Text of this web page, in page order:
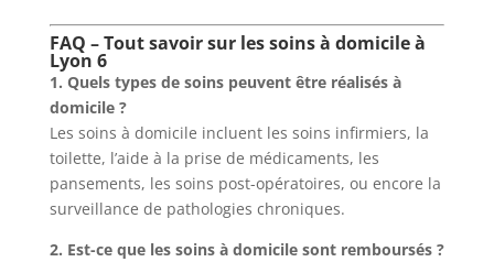
FAQ – Tout savoir sur les soins à domicile à
Lyon 6
1. Quels types de soins peuvent être réalisés à
domicile ?
Les soins à domicile incluent les soins infirmiers, la
toilette, l’aide à la prise de médicaments, les
pansements, les soins post-opératoires, ou encore la
surveillance de pathologies chroniques.
2. Est-ce que les soins à domicile sont remboursés ?